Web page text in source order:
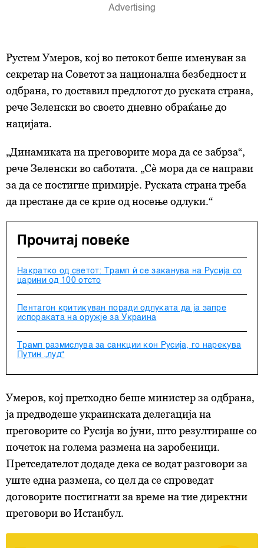
Рустем Умеров, кој во петокот беше именуван за
секретар на Советот за национална безбедност и
одбрана, го доставил предлогот до руската страна,
рече Зеленски во своето дневно обраќање до
нацијата.
„Динамиката на преговорите мора да се забрза“,
рече Зеленски во саботата. „Сè мора да се направи
за да се постигне примирје. Руската страна треба
да престане да се крие од носење одлуки.“
Прочитај повеќе
Накратко од светот: Трамп ѝ се заканува на Русија со
царини од 100 отсто
Пентагон критикуван поради одлуката да ја запре
испораката на оружје за Украина
Трамп размислува за санкции кон Русија, го нарекува
Путин „луд“
Умеров, кој претходно беше министер за одбрана,
ја предводеше украинската делегација на
преговорите со Русија во јуни, што резултираше со
почеток на голема размена на заробеници.
Претседателот додаде дека се водат разговори за
уште една размена, со цел да се спроведат
договорите постигнати за време на тие директни
преговори во Истанбул.